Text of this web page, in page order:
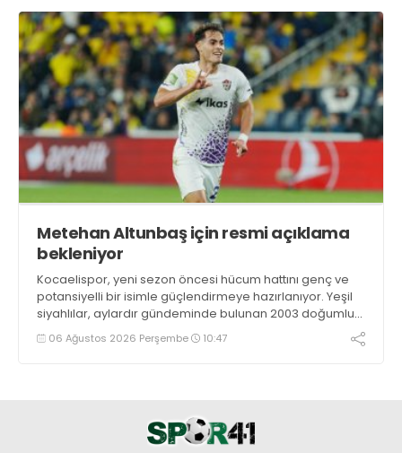
Metehan Altunbaş için resmi açıklama
bekleniyor
Kocaelispor, yeni sezon öncesi hücum hattını genç ve
potansiyelli bir isimle güçlendirmeye hazırlanıyor. Yeşil
siyahlılar, aylardır gündeminde bulunan 2003 doğumlu
santrfor Metehan Altunbaş transferinde sona hayli
yaklaştı.
06 Ağustos 2026 Perşembe 10:47